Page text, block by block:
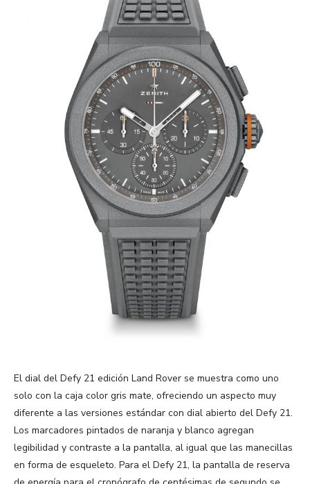
El dial del Defy 21 edición Land Rover se muestra como uno
solo con la caja color gris mate, ofreciendo un aspecto muy
diferente a las versiones estándar con dial abierto del Defy 21.
Los marcadores pintados de naranja y blanco agregan
legibilidad y contraste a la pantalla, al igual que las manecillas
en forma de esqueleto. Para el Defy 21, la pantalla de reserva